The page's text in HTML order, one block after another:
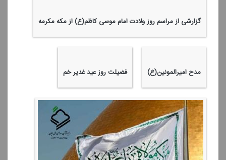
تلاوت آیات 27 تا پایان سوره مباركه فتح توسط قاری ممتاز، وحید
كرمی
تقدیر فرمانده نیروی هوافضای سپاه پاسداران انقلاب اسلامی از
حضور مردم مبعوث شده در طول 100 شب در میدان